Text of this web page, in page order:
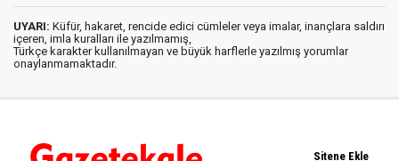
UYARI: Küfür, hakaret, rencide edici cümleler veya imalar, inançlara saldırı
içeren, imla kuralları ile yazılmamış,
Türkçe karakter kullanılmayan ve büyük harflerle yazılmış yorumlar
onaylanmamaktadır.